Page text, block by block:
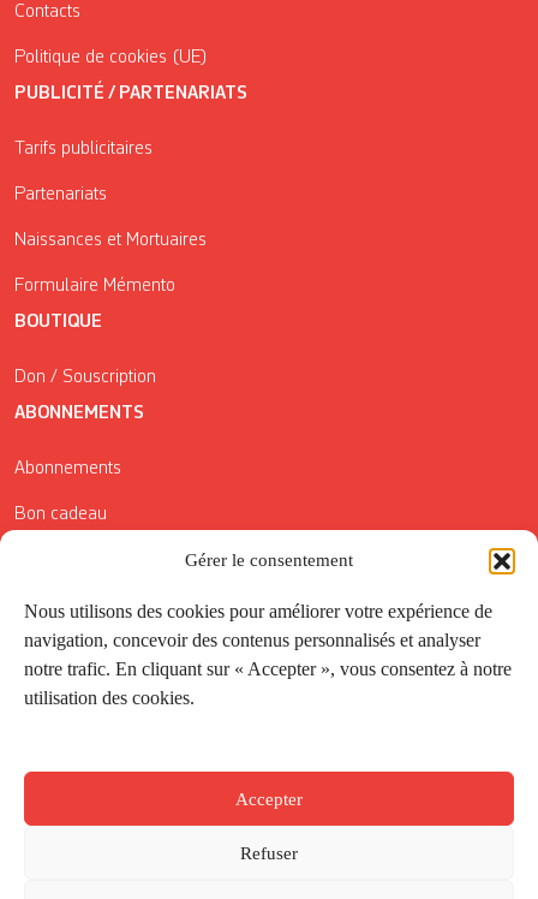
Gérer le consentement
Nous utilisons des cookies pour améliorer votre expérience de
navigation, concevoir des contenus personnalisés et analyser
notre trafic. En cliquant sur « Accepter », vous consentez à notre
utilisation des cookies.
Accepter
Refuser
Contacts
Politique de cookies (UE)
PUBLICITÉ / PARTENARIATS
Tarifs publicitaires
Partenariats
Naissances et Mortuaires
Formulaire Mémento
BOUTIQUE
Don / Souscription
ABONNEMENTS
Abonnements
Bon cadeau
Conditions générales de vente
Réductions de la Carte Côté Courrier
Application